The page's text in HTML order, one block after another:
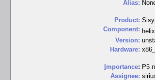
Alias:
Product:
Component:
Version:
Hardware:
mportance: P5
Assignee: